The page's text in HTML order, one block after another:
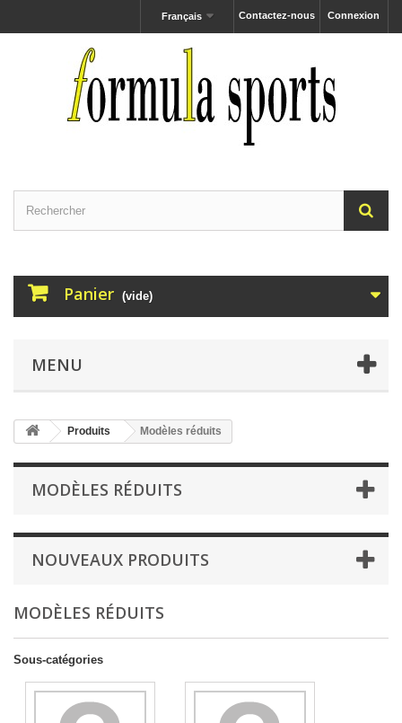
Connexion
Contactez-nous
Français
Panier (vide)
MENU
Produits Modèles réduits
MODÈLES RÉDUITS
NOUVEAUX PRODUITS
MODÈLES RÉDUITS
Sous-catégories